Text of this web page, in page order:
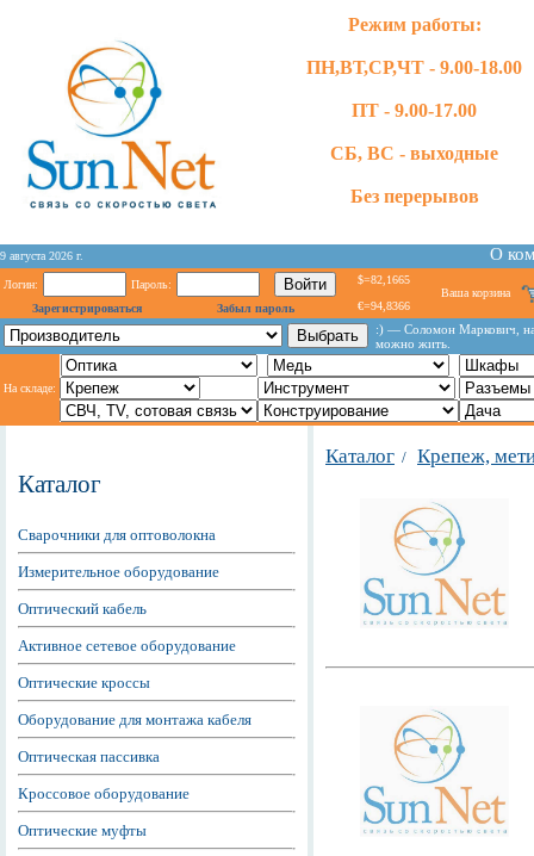
Режим работы:
ПН,ВТ,СР,ЧТ - 9.00-18.00
ПТ - 9.00-17.00
СБ, ВС - выходные
Без перерывов
9 августа 2026 г. О
Логин:
Пароль:
Зарегистрироваться
Забыл пароль
$=82,1665
€=94,8366
Ваша корзина
:) — Соломон Маркович,
можно жить.
На складе:
Каталог
Сварочники для оптоволокна
Измерительное оборудование
Оптический кабель
Активное сетевое оборудование
Оптические кроссы
Оборудование для монтажа кабеля
Оптическая пассивка
Кроссовое оборудование
Оптические муфты
Каталог / Крепеж,